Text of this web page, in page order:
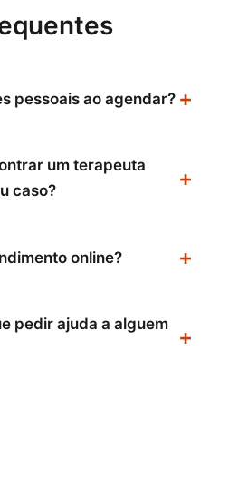
pessoais ao agendar?
um terapeuta
caso?
online?
pedir ajuda a alguem